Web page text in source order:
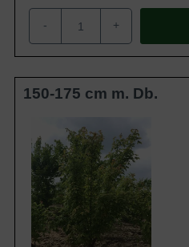
- +
150-175 cm m. Db.